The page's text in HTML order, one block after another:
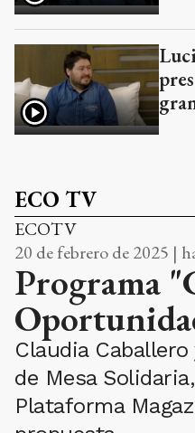
ECO TV
ECOTV
20 de febrero de 2025 |
Programa
Claudia
de Mesa
Plataforma